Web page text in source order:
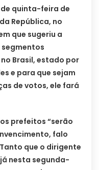
de quinta-feira de
República, no
que sugeriu a
Brasil, estado por
e para que sejam
de votos, ele fará
prefeitos “serão
falo
que o dirigente
nesta segunda-